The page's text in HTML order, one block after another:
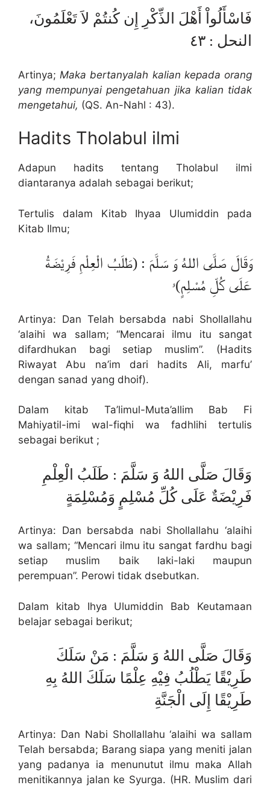
فَاسْأَلُواْ أَهْلَ الذِّكْرِ إِن كُنتُمْ لاَ تَعْلَمُونَ،
النحل : ٤٣
Artinya; Maka bertanyalah kalian kepada orang
yang mempunyai pengetahuan jika kalian tidak
mengetahui, (QS. An-Nahl : 43).
Hadits Tholabul ilmi
Adapun hadits tentang Tholabul ilmi
diantaranya adalah sebagai berikut;
Tertulis dalam Kitab Ihyaa Ulumiddin pada
Kitab Ilmu;
وَقَالَ صَلَّى اللهُ وَ سَلَّمَ : (طَلَبُ الْعِلْمِ فَرِيْضَةُ
عَلَى كُلِّ مُسْلِمٍ)ۥ
Artinya: Dan Telah bersabda nabi Shollallahu
‘alaihi wa sallam; “Mencarai ilmu itu sangat
difardhukan bagi setiap muslim”. (Hadits
Riwayat Abu na’im dari hadits Ali, marfu’
dengan sanad yang dhoif).
Dalam kitab Ta’limul-Muta’allim Bab Fi
Mahiyatil-imi wal-fiqhi wa fadhlihi tertulis
sebagai berikut ;
وَقَالَ صَلَّى اللهُ وَ سَلَّمَ : طَلَبُ الْعِلْمِ
فَرِيْضَةٌ عَلَى كُلِّ مُسْلِمٍ وَمُسْلِمَةٍ
Artinya: Dan bersabda nabi Shollallahu ‘alaihi
wa sallam; “Mencari ilmu itu sangat fardhu bagi
setiap muslim baik laki-laki maupun
perempuan”. Perowi tidak dsebutkan.
Dalam kitab Ihya Ulumiddin Bab Keutamaan
belajar sebagai berikut;
وَقَالَ صَلَّى اللهُ وَ سَلَّمَ : مَنْ سَلَكَ
طَرِيْقًا يَطْلُبُ فِيْهِ عِلْمًا سَلَكَ اللهُ بِهِ
طَرِيْقًا إِلَى الْجَنَّةِ
Artinya: Dan Nabi Shollallahu ‘alaihi wa sallam
Telah bersabda; Barang siapa yang meniti jalan
yang padanya ia menunutut ilmu maka Allah
menitikannya jalan ke Syurga. (HR. Muslim dari